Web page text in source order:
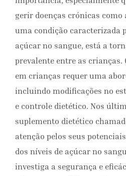
gerir doenças crónicas como
uma condição caracterizada
açúcar no sangue, está a
prevalente entre as crianças.
em crianças requer uma
incluindo modificações no
e controle dietético. Nos
suplemento dietético
atenção pelos seus
dos níveis de açúcar no
investiga a segurança e